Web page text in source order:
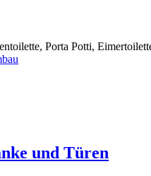
Porta Potti,
und Türen